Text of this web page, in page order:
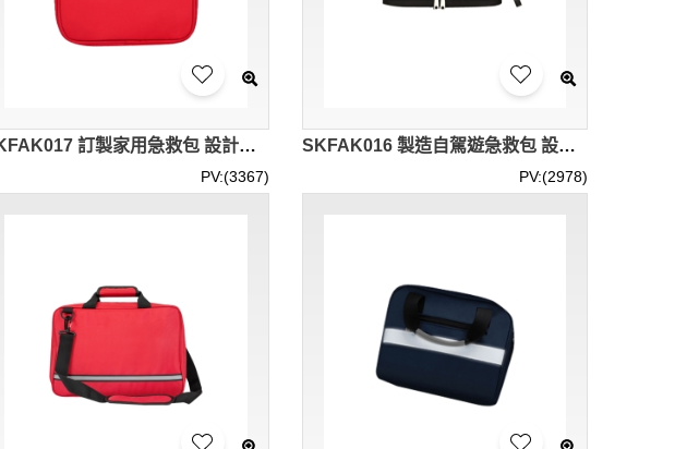
SKFAK017 訂製家用急救包 設計反光條急救包 急救包供應商 舒適手提急救包 戶外 家庭 車載應急包 便攜急救包 橙色 紅色
PV:(3367)
SKFAK016 製造自駕遊急救包 設計戶外便攜應急急救包 急救包工廠 家用 車載 戶外活動
PV:(2978)